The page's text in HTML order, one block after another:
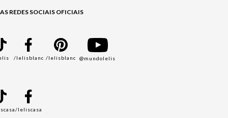
REDES SOCIAIS OFICIAIS
/lelisblanc /lelisblanc @mundolelis
/leliscasa